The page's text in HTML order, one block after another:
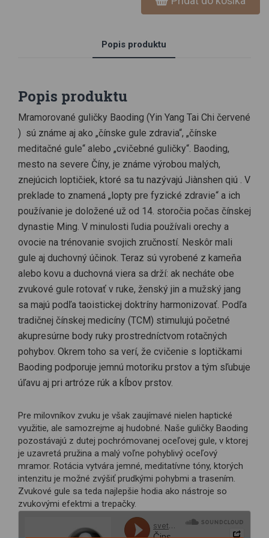
sľubuje úľavu aj pri artróze rúk a kĺbov prstov. Pre milovníkov
dutej pochrómovanej oceľovej gule, v ktorej je uzavretá pružina
a malý voľne pohyblivý oceľový mramor. Rotácia vytvára jemné,
nástroje so zvukovými efektmi a trepačky.svetbubnov.sk ·
Činske meditačné guličky
Popis produktu
Popis produktu
Mramorované guličky Baoding (Yin Yang Tai Chi červené
) sú známe aj ako „čínske gule zdravia“, „čínske
meditačné gule“ alebo „cvičebné guličky“. Baoding,
mesto na severe Číny, je známe výrobou malých,
znejúcich loptičiek, ktoré sa tu nazývajú Jiànshen qiú . V
preklade to znamená „lopty pre fyzické zdravie“ a ich
používanie je doložené už od 14. storočia počas čínskej
dynastie Ming. V minulosti ľudia používali orechy a
ovocie na trénovanie svojich zručností. Neskôr mali
gule aj duchovný účinok. Teraz sú vyrobené z kameňa
alebo kovu a duchovná viera sa drží: ak necháte obe
zvukové gule rotovať v ruke, ženský jin a mužský jang
sa majú podľa taoistickej doktríny harmonizovať. Podľa
tradičnej čínskej medicíny (TCM) stimulujú početné
akupresúrne body ruky prostredníctvom rotačných
pohybov. Okrem toho sa verí, že cvičenie s loptičkami
Baoding podporuje jemnú motoriku prstov a tým sľubuje
úľavu aj pri artróze rúk a kĺbov prstov.
Pre milovníkov zvuku je však zaujímavé nielen haptické
využitie, ale samozrejme aj hudobné. Naše guličky Baoding
pozostávajú z dutej pochrómovanej oceľovej gule, v ktorej
je uzavretá pružina a malý voľne pohyblivý oceľový
mramor. Rotácia vytvára jemné, meditatívne tóny, ktorých
intenzitu je možné zvýšiť prudkými pohybmi a trasením.
Zvukové gule sa teda najlepšie hodia ako nástroje so
zvukovými efektmi a trepačky.